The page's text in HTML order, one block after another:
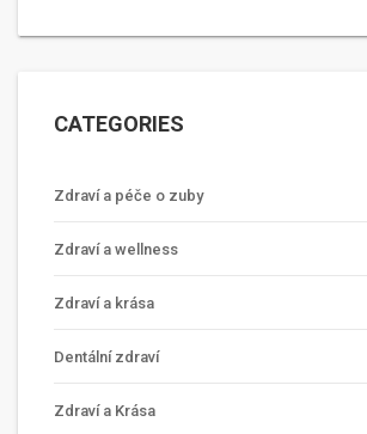
CATEGORIES
Zdraví a péče o zuby
Zdraví a wellness
Zdraví a krása
Dentální zdraví
Zdraví a Krása